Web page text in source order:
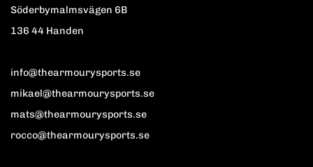
Söderbymalmsvägen 6B
136 44 Handen
info@thearmourysports.se
mikael@thearmourysports.se
mats@thearmourysports.se
rocco@thearmourysports.se